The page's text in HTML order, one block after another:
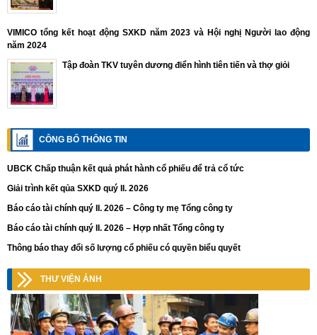
VIMICO tổng kết hoạt động SXKD năm 2023 và Hội nghị Người lao động
năm 2024
Tập đoàn TKV tuyên dương điển hình tiên tiến và thợ giỏi
CÔNG BỐ THÔNG TIN
UBCK Chấp thuận kết quả phát hành cổ phiếu để trả cổ tức
Giải trình kết qủa SXKD quý II. 2026
Báo cáo tài chính quý II. 2026 – Công ty mẹ Tổng công ty
Báo cáo tài chính quý II. 2026 – Hợp nhất Tổng công ty
Thông báo thay đổi số lượng cổ phiếu có quyền biểu quyết
THƯ VIỆN ẢNH